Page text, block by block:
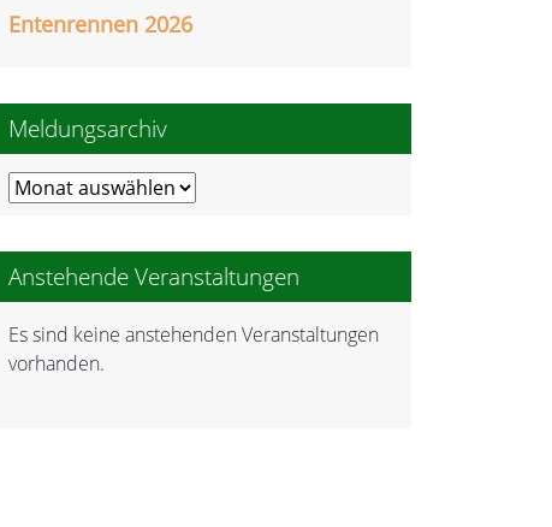
Entenrennen 2026
Meldungsarchiv
Meldungsarchiv
Anstehende Veranstaltungen
Hinweis
Es sind keine anstehenden Veranstaltungen
vorhanden.